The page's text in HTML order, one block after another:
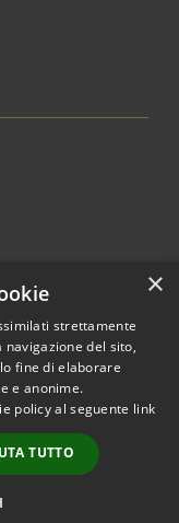
© 2026 • Comune di
• Powered by
•
Accesso
redazione
×
strettamente
del sito,
fine di elaborare
e anonime.
policy al seguente link
TUTTO